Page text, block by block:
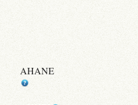
AHANE